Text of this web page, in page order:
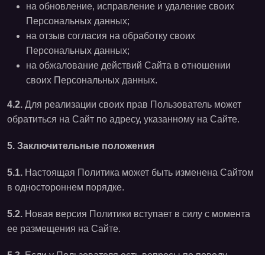
на обновление, исправление и удаление своих
Персональных данных;
на отзыв согласия на обработку своих
Персональных данных;
на обжалование действий Сайта в отношении
своих Персональных данных.
4.2. Для реализации своих прав Пользователь может
обратиться на Сайт по адресу, указанному на Сайте.
5. Заключительные положения
5.1. Настоящая Политика может быть изменена Сайтом
в одностороннем порядке.
5.2. Новая версия Политики вступает в силу с момента
ее размещения на Сайте.